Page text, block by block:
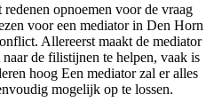
opnoemen voor de vraag
voor een mediator in Den Horn
Allereerst maakt de mediator
de filistijnen te helpen, vaak is
hoog Een mediator zal er alles
mogelijk op te lossen.